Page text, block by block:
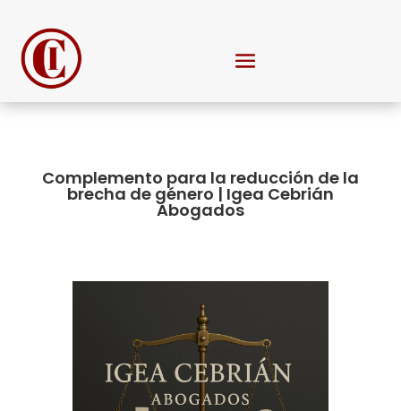
Complemento para la reducción de la
brecha de género | Igea Cebrián
Abogados